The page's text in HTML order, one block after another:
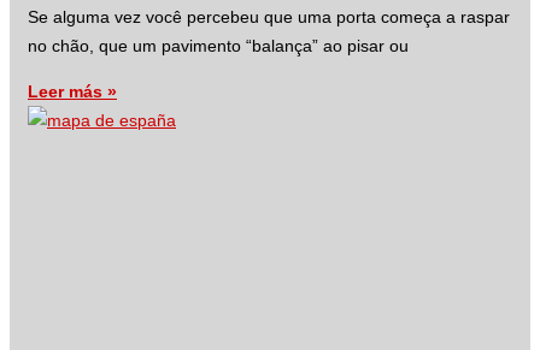
Se alguma vez você percebeu que uma porta começa a raspar
no chão, que um pavimento “balança” ao pisar ou
Leer más »